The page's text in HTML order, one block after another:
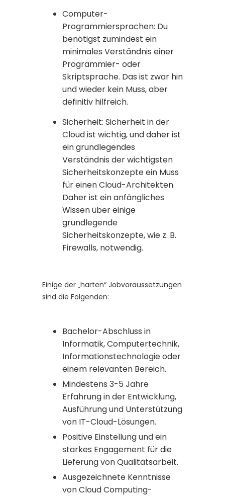
Computer-
Programmiersprachen: Du
benötigst zumindest ein
minimales Verständnis einer
Programmier- oder
Skriptsprache. Das ist zwar hin
und wieder kein Muss, aber
definitiv hilfreich.
Sicherheit: Sicherheit in der
Cloud ist wichtig, und daher ist
ein grundlegendes
Verständnis der wichtigsten
Sicherheitskonzepte ein Muss
für einen Cloud-Architekten.
Daher ist ein anfängliches
Wissen über einige
grundlegende
Sicherheitskonzepte, wie z. B.
Firewalls, notwendig.
Einige der „harten“ Jobvoraussetzungen
sind die Folgenden:
Bachelor-Abschluss in
Informatik, Computertechnik,
Informationstechnologie oder
einem relevanten Bereich.
Mindestens 3-5 Jahre
Erfahrung in der Entwicklung,
Ausführung und Unterstützung
von IT-Cloud-Lösungen.
Positive Einstellung und ein
starkes Engagement für die
Lieferung von Qualitätsarbeit.
Ausgezeichnete Kenntnisse
von Cloud Computing-